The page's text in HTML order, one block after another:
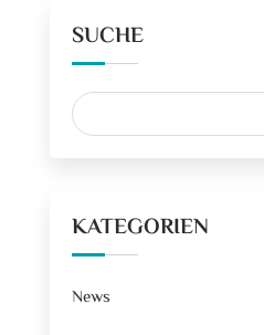
SUCHE
KATEGORIEN
News